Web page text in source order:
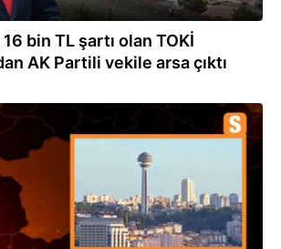
bin TL şartı olan TOKİ
AK Partili vekile arsa çıktı